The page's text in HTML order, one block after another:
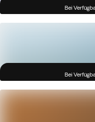
Bei
Bei